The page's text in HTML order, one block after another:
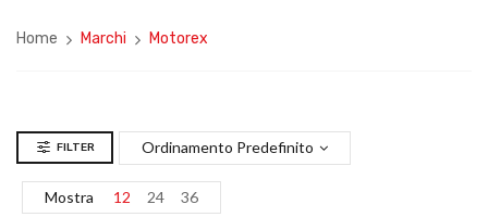
Home Marchi Motorex
FILTER Ordinamento Predefinito
Mostra 12 24 36